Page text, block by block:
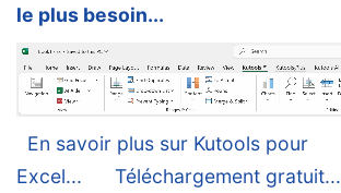
le plus besoin...
En savoir plus sur Kutools pour
Excel...
Téléchargement gratuit...